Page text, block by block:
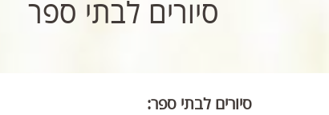
סיורים לבתי ספר
סיורים לבתי ספר: